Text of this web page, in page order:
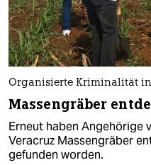
Organisierte Kriminalität
Massengräber
Erneut haben Angehörige
Veracruz Massengräber
gefunden worden.